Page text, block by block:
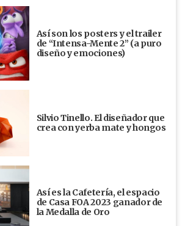
Así son los posters y el trailer
de “Intensa-Mente 2” (a puro
diseño y emociones)
Silvio Tinello. El diseñador que
crea con yerba mate y hongos
Así es la Cafetería, el espacio
de Casa FOA 2023 ganador de
la Medalla de Oro